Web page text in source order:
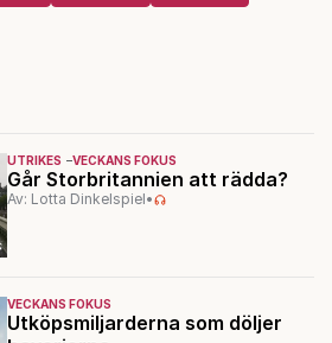
UTRIKES VECKANS FOKUS
Går Storbritannien att rädda?
Av: Lotta Dinkelspiel•
VECKANS FOKUS
Utköpsmiljarderna som döljer